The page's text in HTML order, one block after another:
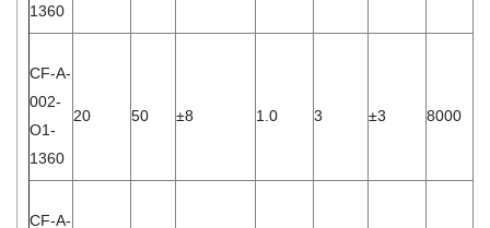
1360
CF-A-
002-
O1-
1360
20 50 ±8 1.0 3 ±3 8000
CF-A-